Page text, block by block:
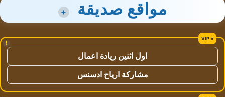
مواقع صديقة +
!
اول اثنين ريادة اعمال
مشاركة ارباح ادسنس